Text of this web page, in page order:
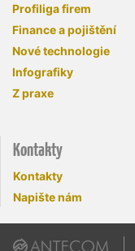
Profiliga firem
Finance a pojištění
Nové technologie
Infografiky
Z praxe
Kontakty
Kontakty
Napište nám